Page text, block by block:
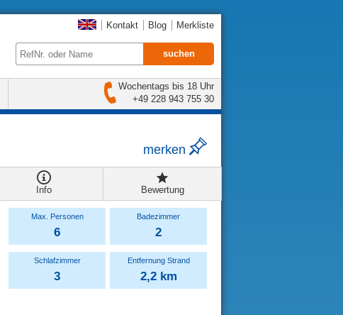
Kontakt Blog Merkliste
Wochentags bis 18 Uhr
+49 228 943 755 30
merken
Info Bewertung
Max. Personen
6
Schlafzimmer
3
Badezimmer
2
Entfernung Strand
2,2 km